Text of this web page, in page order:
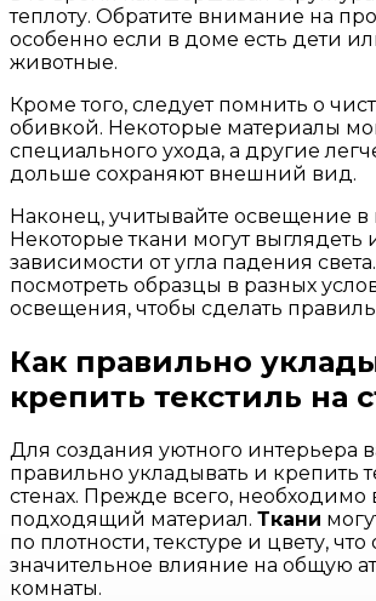
теплоту. Обратите внимание на
особенно если в доме есть дети
животные.
Кроме того, следует помнить о
обивкой. Некоторые материалы
специального ухода, а другие
дольше сохраняют внешний вид.
Наконец, учитывайте освещение
Некоторые ткани могут выглядеть
зависимости от угла падения
посмотреть образцы в разных
освещения, чтобы сделать
Как правильно
крепить текстиль на
Для создания уютного интерьера
правильно укладывать и крепить
стенах. Прежде всего, необходимо
подходящий материал. Ткани
по плотности, текстуре и цвету, что
значительное влияние на общую
комнаты.